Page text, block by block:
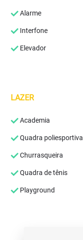
Alarme
Interfone
Elevador
LAZER
Academia
Quadra poliesportiva
Churrasqueira
Quadra de tênis
Playground